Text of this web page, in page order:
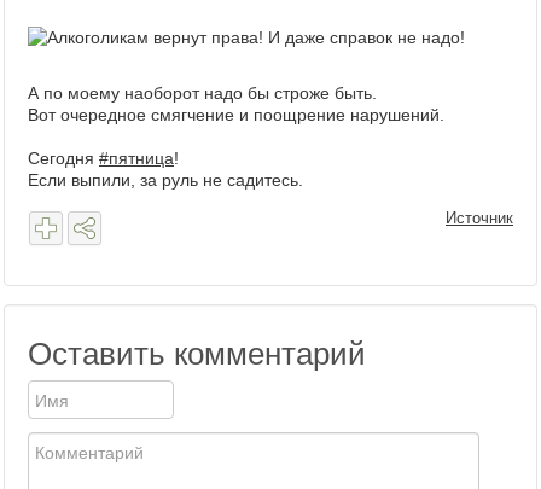
А по моему наоборот надо бы строже быть.
Вот очередное смягчение и поощрение нарушений.
Сегодня #пятница!
Если выпили, за руль не садитесь.
Источник
Оставить комментарий